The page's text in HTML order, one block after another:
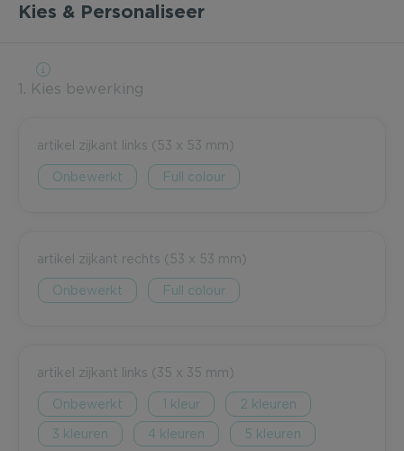
Kies & Personaliseer
1. Kies bewerking
artikel zijkant links (53 x 53 mm)
Onbewerkt Full colour
artikel zijkant rechts (53 x 53 mm)
Onbewerkt Full colour
artikel zijkant links (35 x 35 mm)
Onbewerkt 1 2
3 4 5